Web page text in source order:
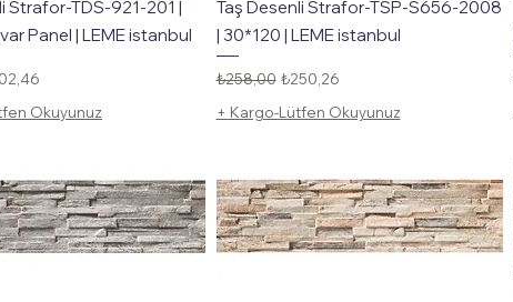
Strafor-TDS-921-201 |
Panel | LEME istanbul
Fiyat
Okuyunuz
Taş Desenli Strafor-TSP-S656-2008
| 30*120 | LEME istanbul
Normal Fiyat
₺258,00 İndirimli Fiyat
₺250,26
+ Kargo-Lütfen Okuyunuz